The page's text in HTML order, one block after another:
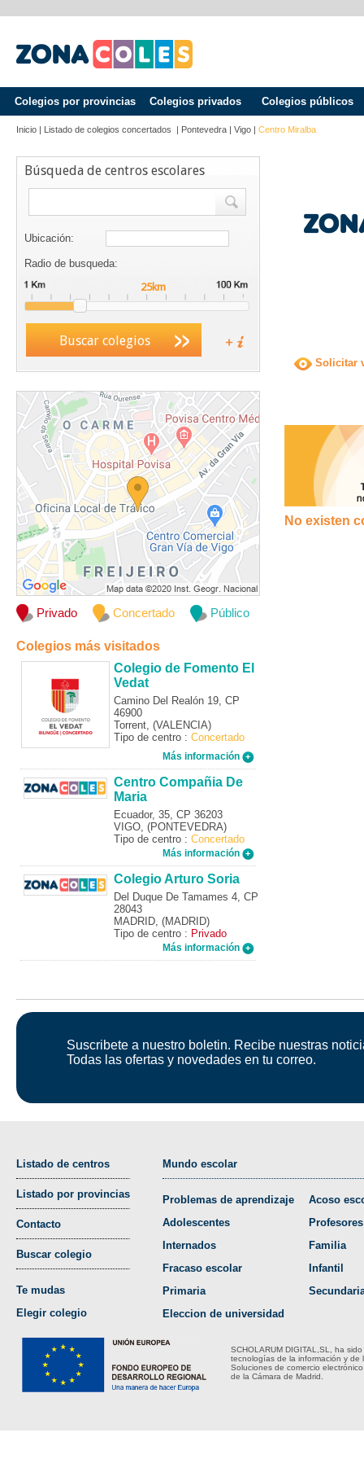
Colegios por provincias Colegios privados Colegios públicos
Inicio | Listado de colegios concertados | Pontevedra | Vigo | Centro Miralba
Búsqueda de centros escolares
Ubicación:
Radio de busqueda:
Buscar colegios
Privado Concertado Público
Colegios más visitados
Colegio de Fomento El
Vedat
Camino Del Realón 19, CP
46900
Torrent, (VALENCIA)
Tipo de centro : Concertado
Más información
Centro Compañia De
Maria
Ecuador, 35, CP 36203
VIGO, (PONTEVEDRA)
Tipo de centro : Concertado
Más información
Colegio Arturo Soria
Del Duque De Tamames 4, CP
28043
MADRID, (MADRID)
Tipo de centro : Privado
Más información
Solicitar
No existen
Suscribete a nuestro boletin. Recibe nuestras
Todas las ofertas y novedades en tu correo.
Listado de centros
Listado por provincias
Contacto
Buscar colegio
Te mudas
Elegir colegio
Mundo escolar
Problemas de aprendizaje
Adolescentes
Internados
Fracaso escolar
Primaria
Eleccion de universidad
Acoso
Profesores
Familia
Infantil
SCHOLARUM DIGITAL,SL, ha
tecnologías de la información y de
Soluciones de comercio
de la Cámara de Madrid.